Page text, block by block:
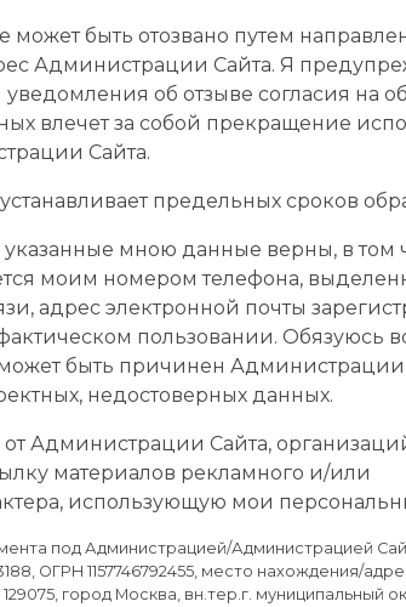
может быть отозвано путем
Администрации Сайта. Я
об отзыве согласия на
влечет за собой прекращение
Сайта.
предельных сроков
мною данные верны, в том
моим номером телефона,
адрес электронной почты
пользовании. Обязуюсь
быть причинен Администрации
недостоверных данных.
от Администрации Сайта,
материалов рекламного и/или
использующую мои
под Администрацией/Администрацией
ОГРН 1157746792455, место нахождения/
город Москва, вн.тер.г. муниципальный